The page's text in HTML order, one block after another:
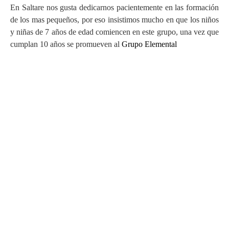
En Saltare nos gusta dedicarnos pacientemente en las formación
de los mas pequeños, por eso insistimos mucho en que los niños
y niñas de 7 años de edad comiencen en este grupo, una vez que
cumplan 10 años se promueven al Grupo Elemental